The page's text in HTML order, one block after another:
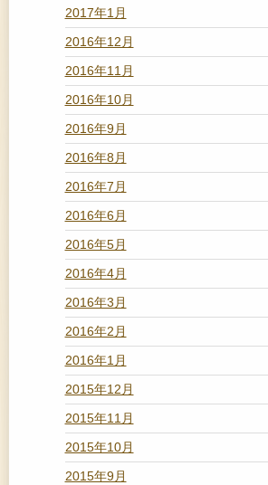
2017年1月
2016年12月
2016年11月
2016年10月
2016年9月
2016年8月
2016年7月
2016年6月
2016年5月
2016年4月
2016年3月
2016年2月
2016年1月
2015年12月
2015年11月
2015年10月
2015年9月